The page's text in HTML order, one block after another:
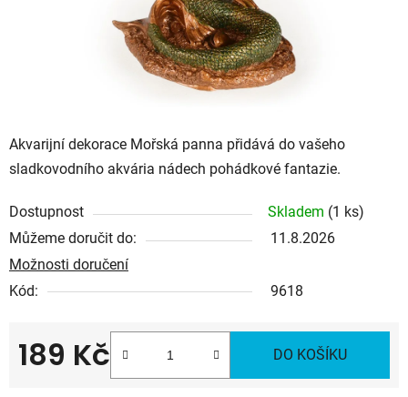
Akvarijní dekorace Mořská panna přidává do vašeho
sladkovodního akvária nádech pohádkové fantazie.
Dostupnost Skladem (1 ks)
Můžeme doručit do:
11.8.2026
Možnosti doručení
Kód:
9618
189 Kč DO KOŠÍKU